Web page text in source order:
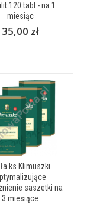
120 tabl - na 1
miesiąc
35,00 zł
ks Klimuszki
saszetki na
3 miesiące